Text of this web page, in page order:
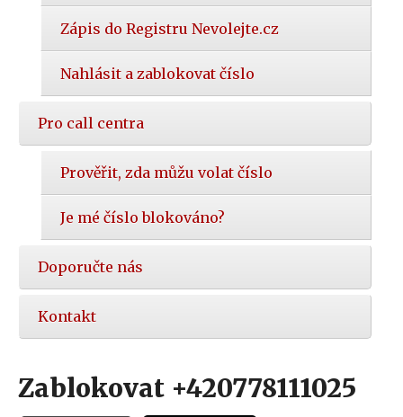
Zápis do Registru Nevolejte.cz
Nahlásit a zablokovat číslo
Pro call centra
Prověřit, zda můžu volat číslo
Je mé číslo blokováno?
Doporučte nás
Kontakt
Zablokovat +420778111025